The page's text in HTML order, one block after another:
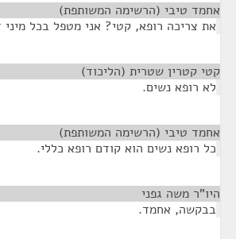
אחמד טיבי (הרשימה המשותפת)
את צריכה רופא, קטי? אני מטפל בכל מיני
קטי קטרין שטרית (הליכוד)
לא רופא נשים.
אחמד טיבי (הרשימה המשותפת)
כל רופא נשים הוא קודם רופא כללי.
היו"ר משה גפני
בבקשה, אחמד.